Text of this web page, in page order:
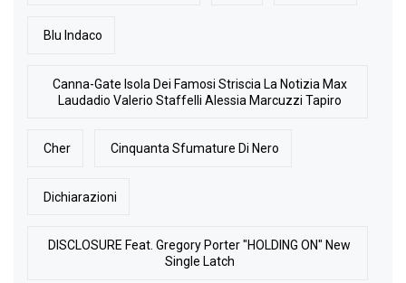
Blu Indaco
Canna-Gate Isola Dei Famosi Striscia La Notizia Max
Laudadio Valerio Staffelli Alessia Marcuzzi Tapiro
Cher Cinquanta Sfumature Di Nero
Dichiarazioni
DISCLOSURE Feat. Gregory Porter "HOLDING ON" New
Single Latch